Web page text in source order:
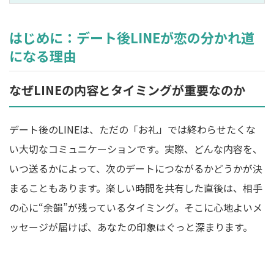
はじめに：デート後LINEが恋の分かれ道
になる理由
なぜLINEの内容とタイミングが重要なのか
デート後のLINEは、ただの「お礼」では終わらせたくな
い大切なコミュニケーションです。実際、どんな内容を、
いつ送るかによって、次のデートにつながるかどうかが決
まることもあります。楽しい時間を共有した直後は、相手
の心に“余韻”が残っているタイミング。そこに心地よいメ
ッセージが届けば、あなたの印象はぐっと深まります。